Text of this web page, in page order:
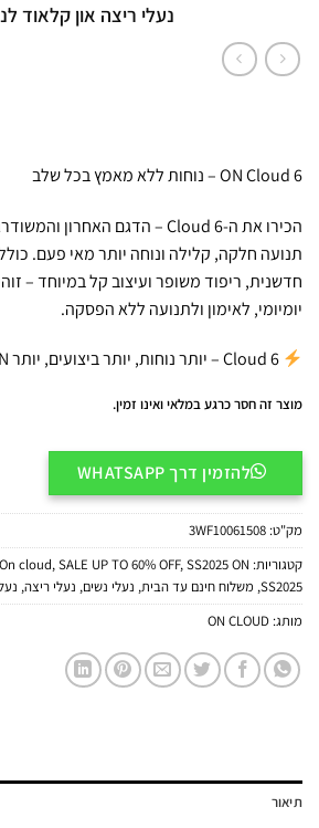
נעלי ריצה און קלאוד
ON Cloud 6 – נוחות ללא מאמץ בכל שלב
חדשנית, ריפוד משופר ועיצוב קל במיוחד –
יומיומי, לאימון ולתנועה ללא הפסקה.
Cloud 6 – יותר נוחות, יותר ביצועים, יותר ON!
מוצר זה חסר כרגע במלאי ואינו זמין.
להזמין דרך WHATSAPP
מק"ט: 3WF10061508
קטגוריות:
On cloud,SALE UP TO 60% OFF,SS2025 ON
SS2025
, משלוח חינם עד הבית, נעלי נשים, נעלי ריצה,
מותג: ON CLOUD
תיאור